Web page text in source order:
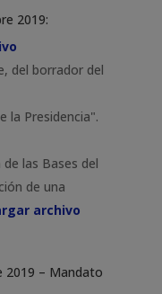
2019:
del borrador del
la Presidencia".
las Bases del
de una
archivo
2019 – Mandato